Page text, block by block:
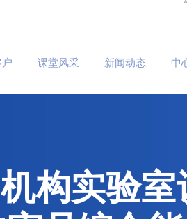
课堂风采 新闻动态 中
构实验